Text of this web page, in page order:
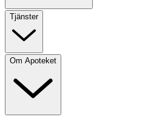
Tjänster
Om Apoteket